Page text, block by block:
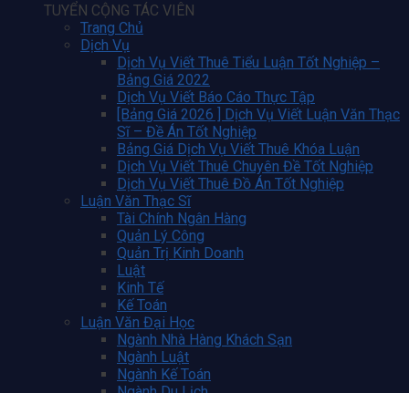
TUYỂN CỘNG TÁC VIÊN
Trang Chủ
Dịch Vụ
Dịch Vụ Viết Thuê Tiểu Luận Tốt Nghiệp –
Bảng Giá 2022
Dịch Vụ Viết Báo Cáo Thực Tập
[Bảng Giá 2026 ] Dịch Vụ Viết Luận Văn Thạc
Sĩ – Đề Án Tốt Nghiệp
Bảng Giá Dịch Vụ Viết Thuê Khóa Luận
Dịch Vụ Viết Thuê Chuyên Đề Tốt Nghiệp
Dịch Vụ Viết Thuê Đồ Án Tốt Nghiệp
Luận Văn Thạc Sĩ
Tài Chính Ngân Hàng
Quản Lý Công
Quản Trị Kinh Doanh
Luật
Kinh Tế
Kế Toán
Luận Văn Đại Học
Ngành Nhà Hàng Khách Sạn
Ngành Luật
Ngành Kế Toán